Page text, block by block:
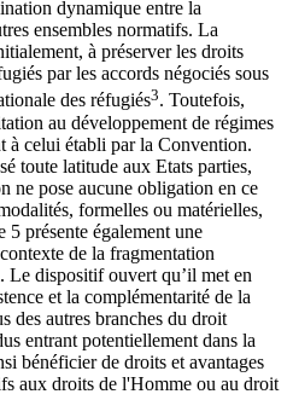
dynamique entre la
ensembles normatifs. La
à préserver les droits
par les accords négociés sous
des réfugiés3. Toutefois,
au développement de régimes
à celui établi par la Convention.
toute latitude aux Etats parties,
ne pose aucune obligation en ce
formelles ou matérielles,
5 présente également une
de la fragmentation
Le dispositif ouvert qu’il met en
et la complémentarité de la
des autres branches du droit
entrant potentiellement dans la
bénéficier de droits et avantages
aux droits de l'Homme ou au droit